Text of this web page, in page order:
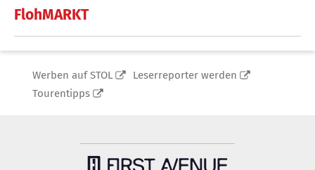
FlohMARKT
Werben auf STOL
Leserreporter werden
Tourentipps